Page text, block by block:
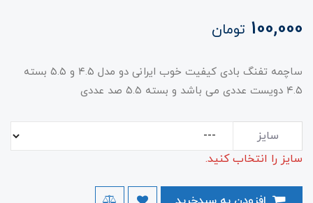
100,000 تومان
ساچمه تفنگ بادی کیفیت خوب ایرانی دو مدل ۴.۵ و ۵.۵ بسته
۴.۵ دویست عددی می باشد و بسته ۵.۵ صد عددی
سایز
سایز را انتخاب کنید.